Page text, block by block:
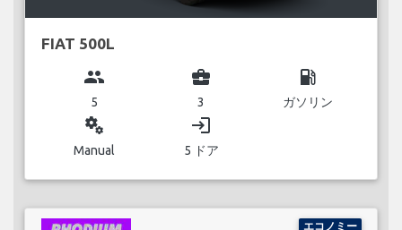
FIAT 500L
group
5
business_center
3
local_gas_station
ガソリン
miscellaneous_services
Manual
login
5 ドア
エコノミー